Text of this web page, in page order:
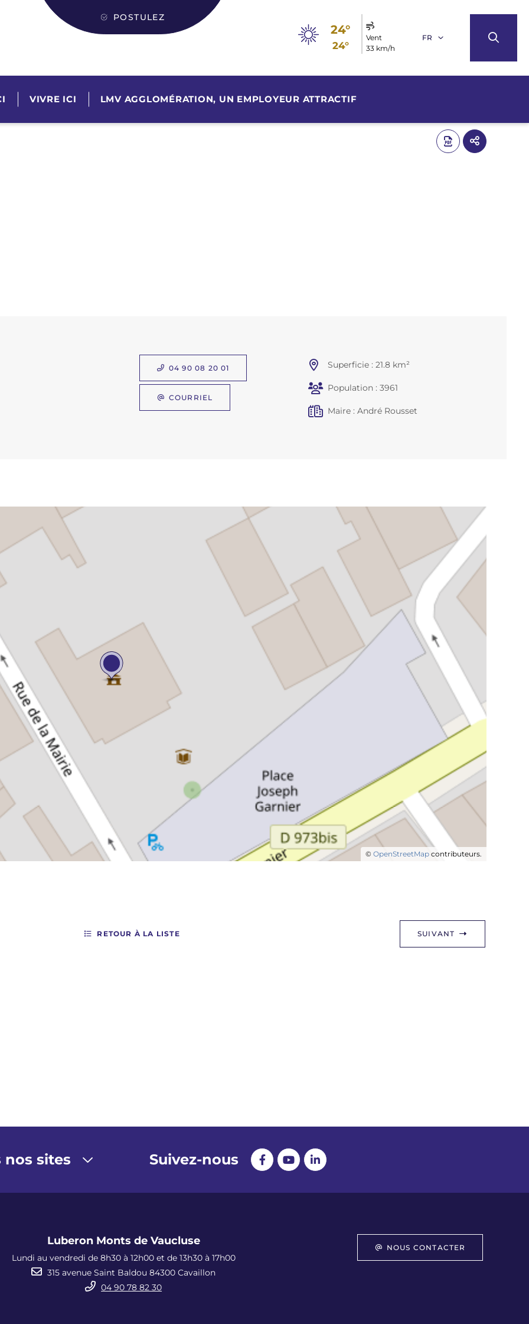
POSTULEZ
24°
24°
Vent
33 km/h
FR
VIVRE ICI LMV AGGLOMÉRATION, UN EMPLOYEUR ATTRACTIF
04 90 08 20 01
COURRIEL
Superficie : 21.8 km²
Population : 3961
Maire : André Rousset
© OpenStreetMap contributeurs.
RETOUR À LA LISTE SUIVANT
nos sites Suivez-nous
Luberon Monts de Vaucluse
Lundi au vendredi de 8h30 à 12h00 et de 13h30 à 17h00
315 avenue Saint Baldou 84300 Cavaillon
04 90 78 82 30
NOUS CONTACTER